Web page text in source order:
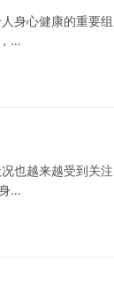
身心健康的重要
…
也越来越受到关
…